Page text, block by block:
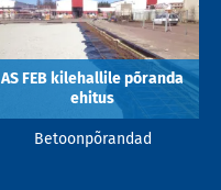
AS FEB kilehallile põranda
ehitus
Betoonpõrandad